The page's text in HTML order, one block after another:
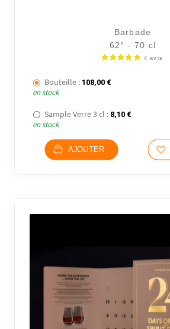
Barbade
62° - 70 cl
Bouteille : 108,00 €
en stock
Sample Verre 3 cl : 8,10 €
en stock
AJOUTER